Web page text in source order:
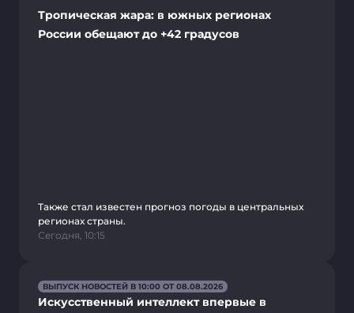
Тропическая жара: в южных регионах
России обещают до +42 градусов
Также стал известен прогноз погоды в центральных
регионах страны.
Сегодня, 10:15
ВЫПУСК НОВОСТЕЙ В 10:00 ОТ 08.08.2026
Искусственный интеллект впервые в